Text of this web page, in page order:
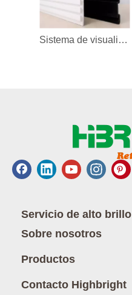
Sistema de visualización de listones de PVC
Servicio de alto brillo
Sobre nosotros
Productos
Contacto Highbright